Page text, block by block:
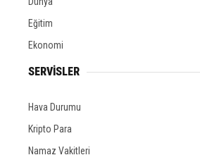
Eğitim
Ekonomi
SERVİSLER
Hava Durumu
Kripto Para
Namaz Vakitleri